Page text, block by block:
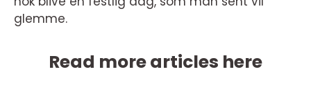
glemme.
Read more articles here